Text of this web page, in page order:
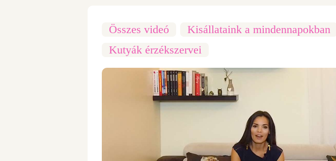
Összes videó Kisállataink a mindennapokban
Kutyák érzékszervei